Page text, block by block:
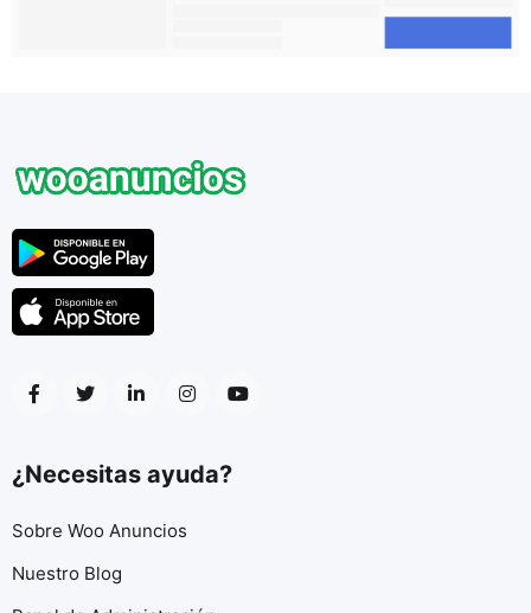
¿Necesitas ayuda?
Sobre Woo Anuncios
Nuestro Blog